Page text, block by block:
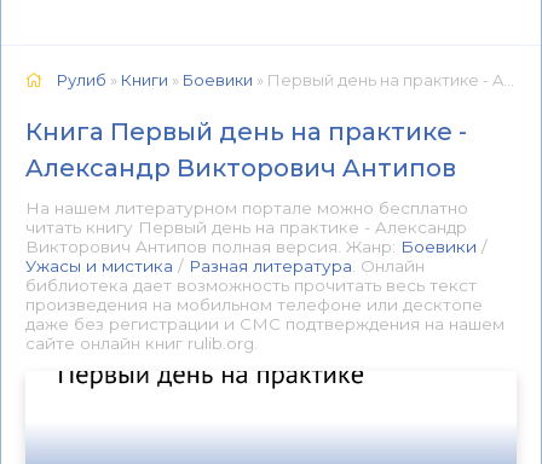
Рулиб » Книги » Боевики » Первый день на практике - Aлександр Bикторович Aнтипов 📕 - Книга онлайн бесплатно
Книга Первый день на практике -
Aлександр Bикторович Aнтипов
На нашем литературном портале можно бесплатно
читать книгу Первый день на практике - Aлександр
Bикторович Aнтипов полная версия. Жанр: Боевики /
Ужасы и мистика / Разная литература . Онлайн
библиотека дает возможность прочитать весь текст
произведения на мобильном телефоне или десктопе
даже без регистрации и СМС подтверждения на нашем
сайте онлайн книг rulib.org.